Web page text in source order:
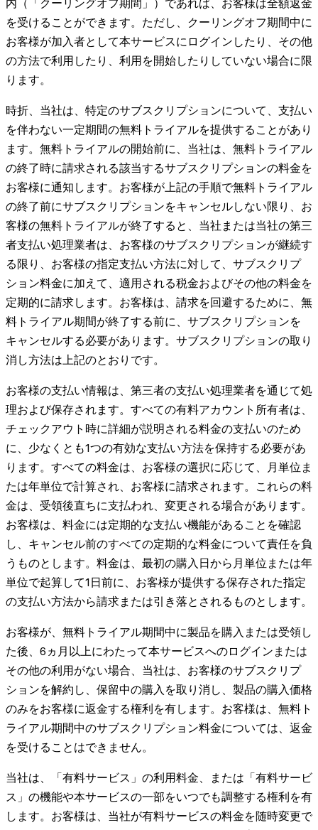
内（「クーリングオフ期間」）であれば、お客様は全額返金
を受けることができます。ただし、クーリングオフ期間中に
お客様が加入者として本サービスにログインしたり、その他
の方法で利用したり、利用を開始したりしていない場合に限
ります。
時折、当社は、特定のサブスクリプションについて、支払い
を伴わない一定期間の無料トライアルを提供することがあり
ます。無料トライアルの開始前に、当社は、無料トライアル
の終了時に請求される該当するサブスクリプションの料金を
お客様に通知します。お客様が上記の手順で無料トライアル
の終了前にサブスクリプションをキャンセルしない限り、お
客様の無料トライアルが終了すると、当社または当社の第三
者支払い処理業者は、お客様のサブスクリプションが継続す
る限り、お客様の指定支払い方法に対して、サブスクリプ
ション料金に加えて、適用される税金およびその他の料金を
定期的に請求します。お客様は、請求を回避するために、無
料トライアル期間が終了する前に、サブスクリプションを
キャンセルする必要があります。サブスクリプションの取り
消し方法は上記のとおりです。
お客様の支払い情報は、第三者の支払い処理業者を通じて処
理および保存されます。すべての有料アカウント所有者は、
チェックアウト時に詳細が説明される料金の支払いのため
に、少なくとも1つの有効な支払い方法を保持する必要があ
ります。すべての料金は、お客様の選択に応じて、月単位ま
たは年単位で計算され、お客様に請求されます。これらの料
金は、受領後直ちに支払われ、変更される場合があります。
お客様は、料金には定期的な支払い機能があることを確認
し、キャンセル前のすべての定期的な料金について責任を負
うものとします。料金は、最初の購入日から月単位または年
単位で起算して1日前に、お客様が提供する保存された指定
の支払い方法から請求または引き落とされるものとします。
お客様が、無料トライアル期間中に製品を購入または受領し
た後、6ヵ月以上にわたって本サービスへのログインまたは
その他の利用がない場合、当社は、お客様のサブスクリプ
ションを解約し、保留中の購入を取り消し、製品の購入価格
のみをお客様に返金する権利を有します。お客様は、無料ト
ライアル期間中のサブスクリプション料金については、返金
を受けることはできません。
当社は、「有料サービス」の利用料金、または「有料サービ
ス」の機能や本サービスの一部をいつでも調整する権利を有
します。お客様は、当社が有料サービスの料金を随時変更で